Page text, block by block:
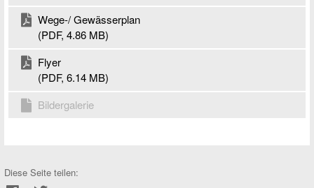
Wege-/ Gewässerplan
(PDF, 4.86 MB)
Flyer
(PDF, 6.14 MB)
Bildergalerie
Soziale
Netzwerke
Diese Seite teilen: